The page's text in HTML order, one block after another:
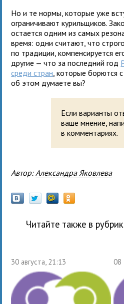
Но и те нормы, которые уже
ограничивают курильщиков.
остается одним из самых
время: одни считают, что
по традиции, компенсируется
другие — что за последний год
среди стран , которые борются
об этом думаете вы?
Если варианты
ваше мнение,
в комментариях.
Автор: Александра Яковлева
Читайте также в
30 августа, 21:13 08